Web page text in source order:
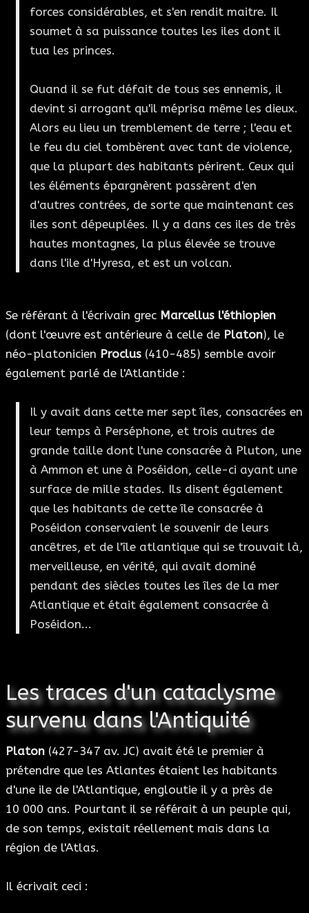
forces considérables, et s'en rendit maitre. Il
soumet à sa puissance toutes les iles dont il
tua les princes.
Quand il se fut défait de tous ses ennemis, il
devint si arrogant qu'il méprisa même les dieux.
Alors eu lieu un tremblement de terre ; l'eau et
le feu du ciel tombèrent avec tant de violence,
que la plupart des habitants périrent. Ceux qui
les éléments épargnèrent passèrent d'en
d'autres contrées, de sorte que maintenant ces
iles sont dépeuplées. Il y a dans ces iles de très
hautes montagnes, la plus élevée se trouve
dans l'ile d'Hyresa, et est un volcan.
Se référant à l'écrivain grec Marcellus l'éthiopien
(dont l'œuvre est antérieure à celle de Platon), le
néo-platonicien Proclus (410-485) semble avoir
également parlé de l'Atlantide :
Il y avait dans cette mer sept îles, consacrées en
leur temps à Perséphone, et trois autres de
grande taille dont l'une consacrée à Pluton, une
à Ammon et une à Poséidon, celle-ci ayant une
surface de mille stades. Ils disent également
que les habitants de cette île consacrée à
Poséidon conservaient le souvenir de leurs
ancêtres, et de l'île atlantique qui se trouvait là,
merveilleuse, en vérité, qui avait dominé
pendant des siècles toutes les îles de la mer
Atlantique et était également consacrée à
Poséidon...
Les traces d'un cataclysme
survenu dans l'Antiquité
Platon (427-347 av. JC) avait été le premier à
prétendre que les Atlantes étaient les habitants
d'une ile de l'Atlantique, engloutie il y a près de
10 000 ans. Pourtant il se référait à un peuple qui,
de son temps, existait réellement mais dans la
région de l'Atlas.
Il écrivait ceci :